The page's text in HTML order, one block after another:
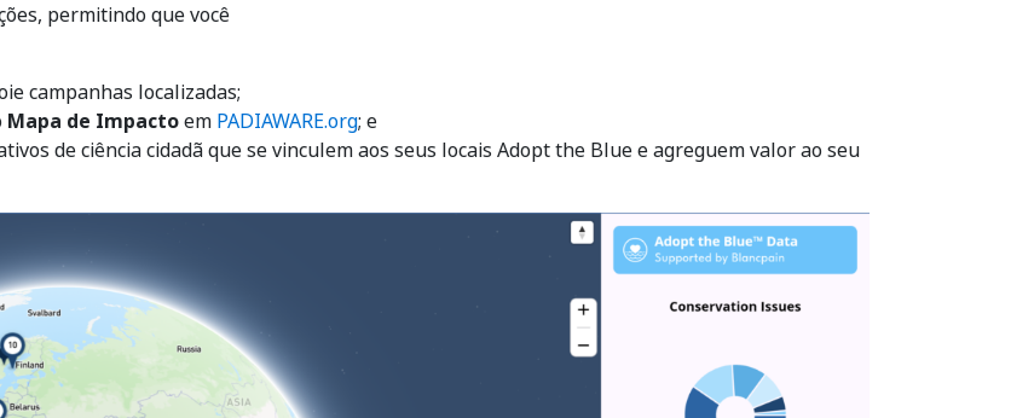
permitindo que você
campanhas localizadas;
Mapa de Impactoem PADIAWARE.org; e
de ciência cidadã que se vinculem aos seus locais Adopt the Blue e agreguem valor ao seu